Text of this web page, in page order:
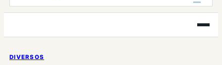
Obre
el
DIVERSOS